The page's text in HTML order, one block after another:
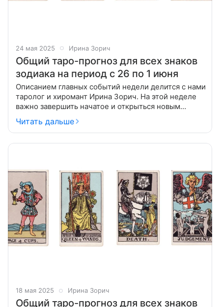
24 мая 2025 Ирина Зорич
Общий таро-прогноз для всех знаков
зодиака на период с 26 по 1 июня
Описанием главных событий недели делится с нами
таролог и хиромант Ирина Зорич. На этой неделе
важно завершить начатое и открыться новым
взаимодействовать с другими на
Читать дальше
18 мая 2025 Ирина Зорич
Общий таро-прогноз для всех знаков